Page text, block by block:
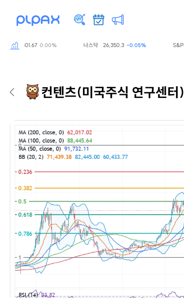
801.67 0.00% 나스닥 26,350.3 -0.05% S&P500
컨텐츠(미국주식 연구센터)